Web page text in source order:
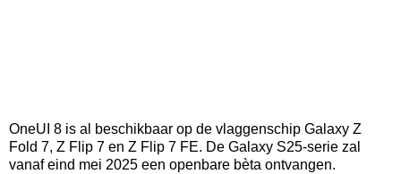
OneUI 8 is al beschikbaar op de vlaggenschip Galaxy Z
Fold 7, Z Flip 7 en Z Flip 7 FE. De Galaxy S25-serie zal
vanaf eind mei 2025 een openbare bèta ontvangen.